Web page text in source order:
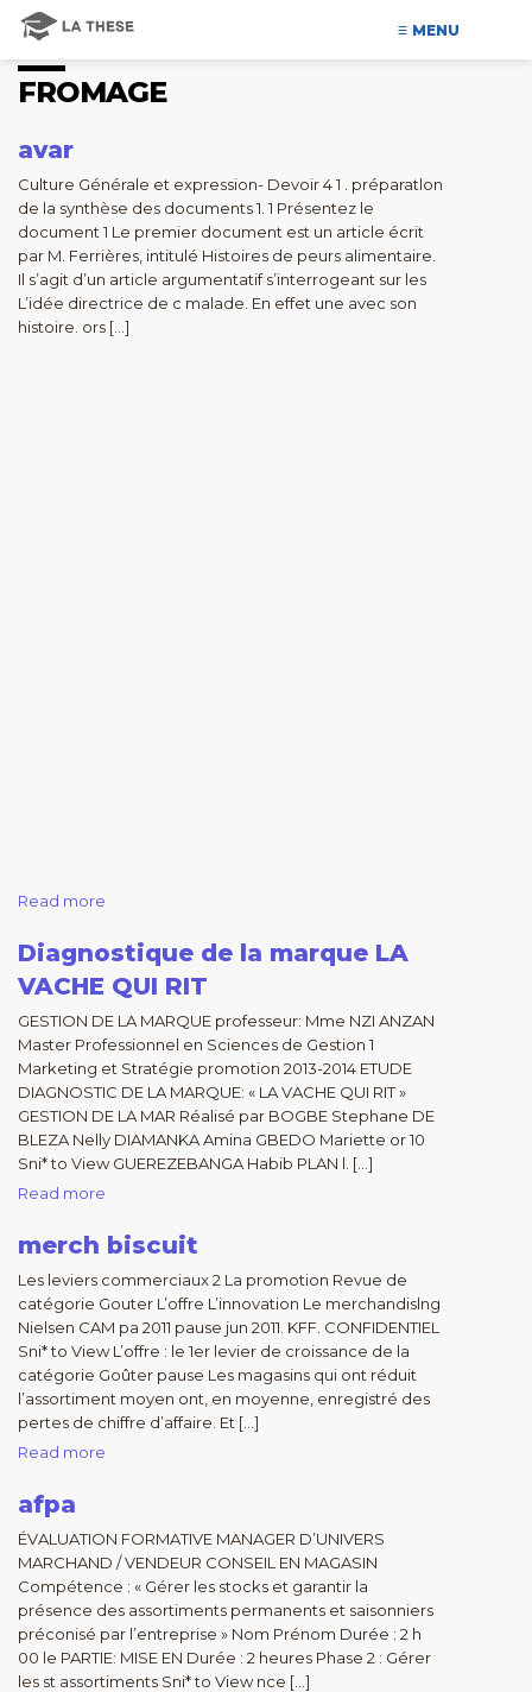
MENU
FROMAGE
avar
Culture Générale et expression- Devoir 4 1 . préparatlon
de la synthèse des documents 1. 1 Présentez le
document 1 Le premier document est un article écrit
par M. Ferrières, intitulé Histoires de peurs alimentaire.
Il s’agit d’un article argumentatif s’interrogeant sur les
L’idée directrice de c malade. En effet une avec son
histoire. ors […]
Read more
Diagnostique de la marque LA
VACHE QUI RIT
GESTION DE LA MARQUE professeur: Mme NZI ANZAN
Master Professionnel en Sciences de Gestion 1
Marketing et Stratégie promotion 2013-2014 ETUDE
DIAGNOSTIC DE LA MARQUE: « LA VACHE QUI RIT »
GESTION DE LA MAR Réalisé par BOGBE Stephane DE
BLEZA Nelly DIAMANKA Amina GBEDO Mariette or 10
Sni* to View GUEREZEBANGA Habib PLAN l. […]
Read more
merch biscuit
Les leviers commerciaux 2 La promotion Revue de
catégorie Gouter L’offre L’innovation Le merchandislng
Nielsen CAM pa 2011 pause jun 2011. KFF. CONFIDENTIEL
Sni* to View L’offre : le 1er levier de croissance de la
catégorie Goûter pause Les magasins qui ont réduit
l’assortiment moyen ont, en moyenne, enregistré des
pertes de chiffre d’affaire. Et […]
Read more
afpa
ÉVALUATION FORMATIVE MANAGER D’UNIVERS
MARCHAND / VENDEUR CONSEIL EN MAGASIN
Compétence : « Gérer les stocks et garantir la
présence des assortiments permanents et saisonniers
préconisé par l’entreprise » Nom Prénom Durée : 2 h
00 le PARTIE: MISE EN Durée : 2 heures Phase 2 : Gérer
les st assortiments Sni* to View nce […]